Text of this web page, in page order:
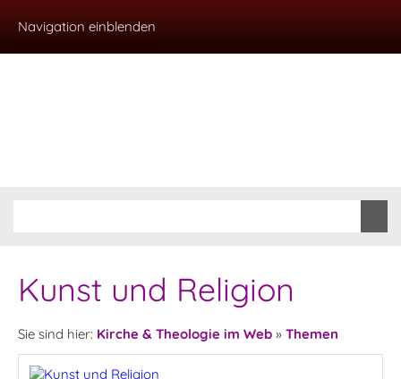
Navigation einblenden
Kunst und Religion
Sie sind hier: Kirche & Theologie im Web » Themen